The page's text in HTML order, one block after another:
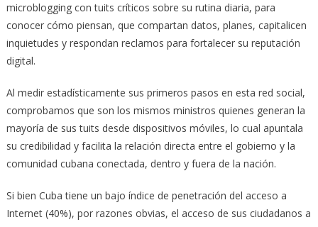
microblogging con tuits críticos sobre su rutina diaria, para
conocer cómo piensan, que compartan datos, planes, capitalicen
inquietudes y respondan reclamos para fortalecer su reputación
digital.
Al medir estadísticamente sus primeros pasos en esta red social,
comprobamos que son los mismos ministros quienes generan la
mayoría de sus tuits desde dispositivos móviles, lo cual apuntala
su credibilidad y facilita la relación directa entre el gobierno y la
comunidad cubana conectada, dentro y fuera de la nación.
Si bien Cuba tiene un bajo índice de penetración del acceso a
Internet (40%), por razones obvias, el acceso de sus ciudadanos a